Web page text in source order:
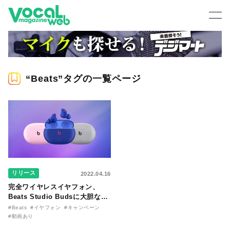
“Beats”タグの一覧ページ
リリース 2022.04.16
完全ワイヤレスイヤフォン、
Beats Studio Budsに大胆な３
つの新色が発売！ カイア・ガー
バー＆アイリーン・グーを起用
#Beats #イヤフォン
#キャンペーン
#動画あり